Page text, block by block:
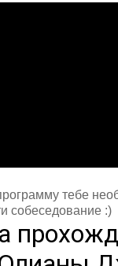
тебе
собеседование :)